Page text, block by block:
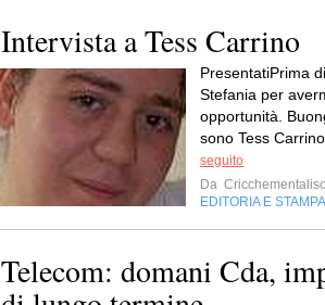
Intervista a Tess Carrino
PresentatiPrima
Stefania per
opportunità.
sono Tess
seguito
Da
EDITORIA E STAMPA
Telecom: domani Cda,